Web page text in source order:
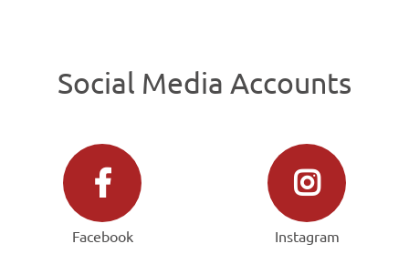
Social Media Accounts
Facebook Instagram